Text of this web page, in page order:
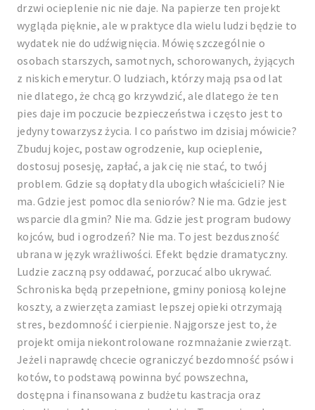
drzwi ocieplenie nic nie daje. Na papierze ten projekt
wygląda pięknie, ale w praktyce dla wielu ludzi będzie to
wydatek nie do udźwignięcia. Mówię szczególnie o
osobach starszych, samotnych, schorowanych, żyjących
z niskich emerytur. O ludziach, którzy mają psa od lat
nie dlatego, że chcą go krzywdzić, ale dlatego że ten
pies daje im poczucie bezpieczeństwa i często jest to
jedyny towarzysz życia. I co państwo im dzisiaj mówicie?
Zbuduj kojec, postaw ogrodzenie, kup ocieplenie,
dostosuj posesję, zapłać, a jak cię nie stać, to twój
problem. Gdzie są dopłaty dla ubogich właścicieli? Nie
ma. Gdzie jest pomoc dla seniorów? Nie ma. Gdzie jest
wsparcie dla gmin? Nie ma. Gdzie jest program budowy
kojców, bud i ogrodzeń? Nie ma. To jest bezduszność
ubrana w język wrażliwości. Efekt będzie dramatyczny.
Ludzie zaczną psy oddawać, porzucać albo ukrywać.
Schroniska będą przepełnione, gminy poniosą kolejne
koszty, a zwierzęta zamiast lepszej opieki otrzymają
stres, bezdomność i cierpienie. Najgorsze jest to, że
projekt omija niekontrolowane rozmnażanie zwierząt.
Jeżeli naprawdę chcecie ograniczyć bezdomność psów i
kotów, to podstawą powinna być powszechna,
dostępna i finansowana z budżetu kastracja oraz